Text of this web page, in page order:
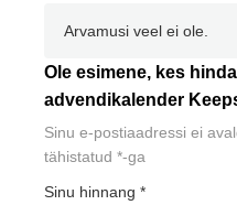
Arvamusi veel ei ole.
Ole esimene, kes
advendikalender
Sinu e-postiaadressi ei
tähistatud *-ga
Sinu hinnang *